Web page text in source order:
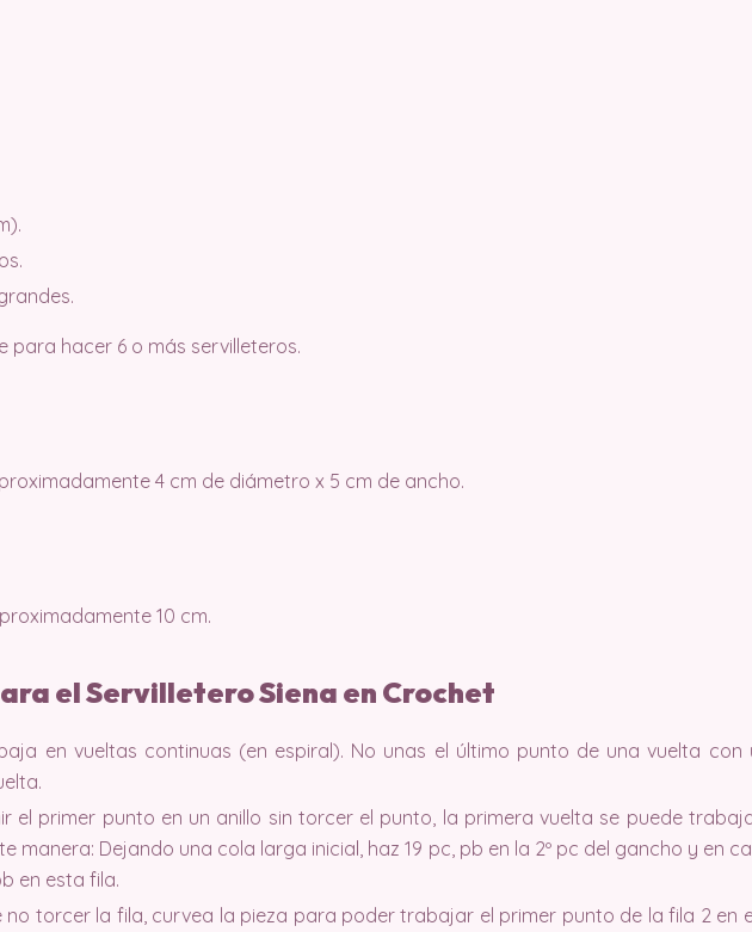
para hacer 6 o más servilleteros.
4 cm de diámetro x 5 cm de ancho.
10 cm.
el Servilletero Siena en Crochet
en vueltas continuas (en espiral). No unas el último punto de una vuelta con
el primer punto en un anillo sin torcer el punto, la primera vuelta se puede
manera: Dejando una cola larga inicial, haz 19 pc, pb en la 2º pc del gancho y en
en esta fila.
no torcer la fila, curvea la pieza para poder trabajar el primer punto de la fila 2 en